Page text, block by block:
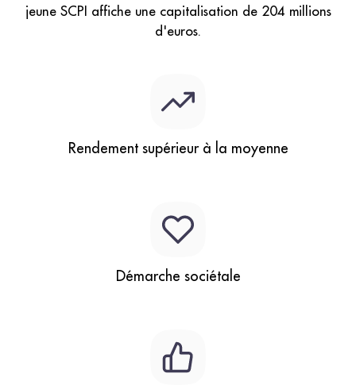
jeune SCPI affiche une capitalisation de 204 millions
d'euros.
Rendement supérieur à la moyenne
Démarche sociétale